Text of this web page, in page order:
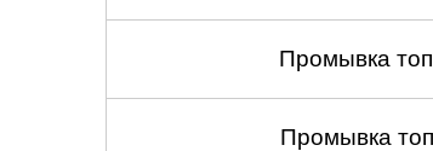
Промывка
Промывка